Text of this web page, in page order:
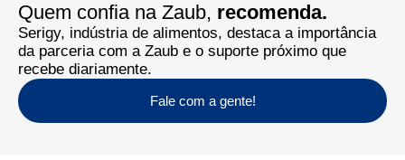
Quem confia na Zaub, recomenda.
Serigy, indústria de alimentos, destaca a importância
da parceria com a Zaub e o suporte próximo que
recebe diariamente.
Fale com a gente!